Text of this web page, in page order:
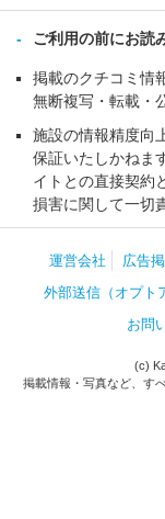
ご利用の前にお読
掲載のクチコミ情
無断複写・転載・
施設の情報精度向
保証いたしかねま
イトとの直接契約
損害に関して一切
運営会社 広告
外部送信（オプト
お問
(c)
掲載情報・写真など、す